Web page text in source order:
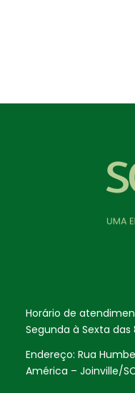
Horário de
Segunda à Sexta das
Endereço: Rua
América – Joinville/